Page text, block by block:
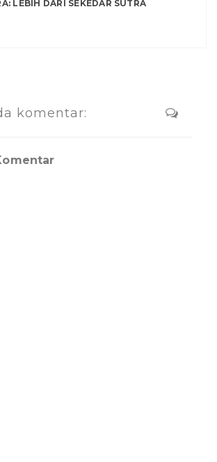
LEBIH DARI SEKEDAR SUTRA
komentar: